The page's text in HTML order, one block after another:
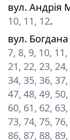
вул. Андрія
10, 11, 12.
вул.
7, 8, 9, 10,
21, 22, 23,
34, 35, 36,
47, 48, 49,
60, 61, 62,
73, 74, 75,
86, 87, 88,